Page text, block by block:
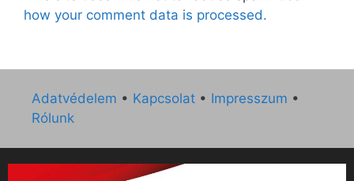
how your comment data is processed.
Adatvédelem • Kapcsolat • Impresszum •
Rólunk